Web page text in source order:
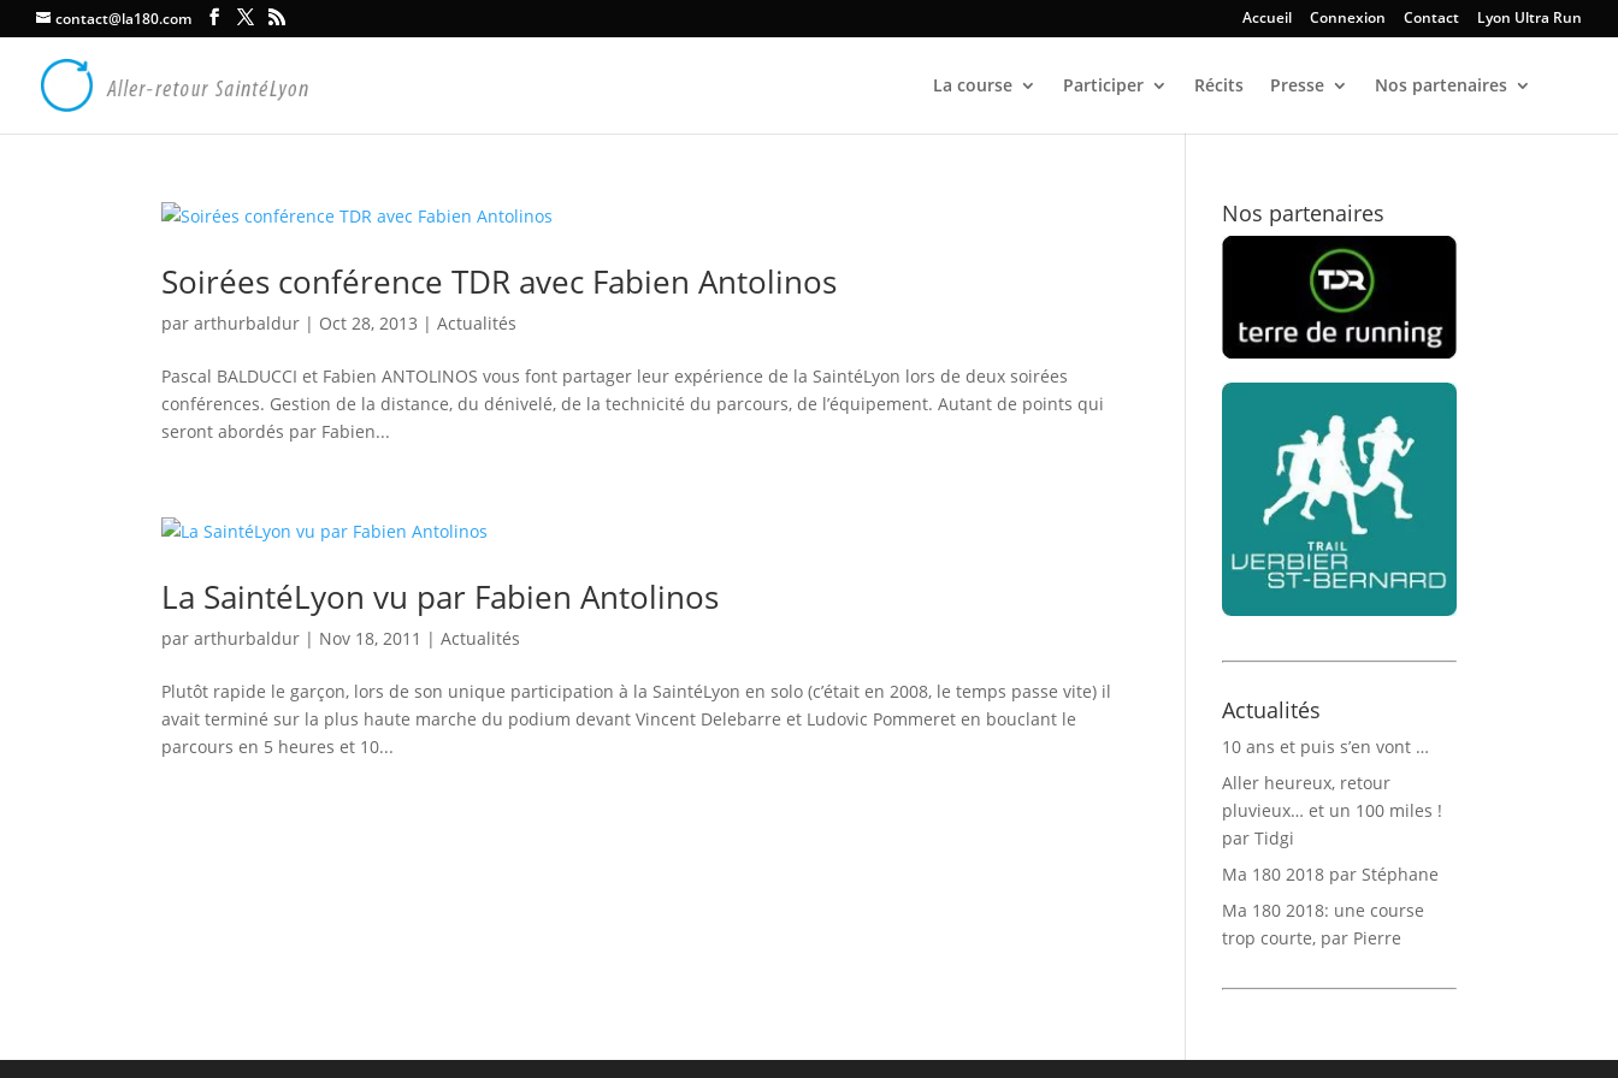
contact@la180.com Accueil Connexion Contact Lyon Ultra Run
La course Participer Récits Presse Nos partenaires
Soirées conférence TDR avec Fabien Antolinos
pararthurbaldur | Oct 28, 2013 |Actualités
Pascal BALDUCCI et Fabien ANTOLINOS vous font partager leur expérience de la SaintéLyon lors de deux soirées
conférences. Gestion de la distance, du dénivelé, de la technicité du parcours, de l’équipement. Autant de points qui
seront abordés par Fabien...
La SaintéLyon vu par Fabien Antolinos
pararthurbaldur | Nov 18, 2011 |Actualités
Plutôt rapide le garçon, lors de son unique participation à la SaintéLyon en solo (c’était en 2008, le temps passe vite) il
avait terminé sur la plus haute marche du podium devant Vincent Delebarre et Ludovic Pommeret en bouclant le
parcours en 5 heures et 10...
Nos partenaires
Actualités
10 ans et puis s’en vont …
Aller heureux, retour
pluvieux… et un 100 miles !
par Tidgi
Ma 180 2018 par Stéphane
Ma 180 2018: une course
trop courte, par Pierre